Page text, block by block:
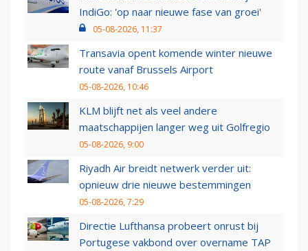
IndiGo: 'op naar nieuwe fase van groei'
05-08-2026, 11:37
Transavia opent komende winter nieuwe
route vanaf Brussels Airport
05-08-2026, 10:46
KLM blijft net als veel andere
maatschappijen langer weg uit Golfregio
05-08-2026, 9:00
Riyadh Air breidt netwerk verder uit:
opnieuw drie nieuwe bestemmingen
05-08-2026, 7:29
Directie Lufthansa probeert onrust bij
Portugese vakbond over overname TAP